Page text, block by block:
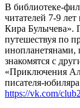
В библиотеке-
читателей 7-9
Кира Булычева».
путешествуя по
инопланетянами,
знакомятся с
«Приключения
писателя-
https://vk.com/